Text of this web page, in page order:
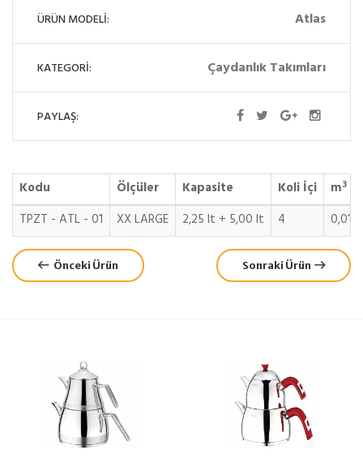
ÜRÜN MODELİ: Atlas
KATEGORİ: Çaydanlık Takımları
PAYLAŞ:
Kodu Ölçüler Kapasite Koli İçi m3
TPZT - ATL - 01 XX LARGE 2,25 lt + 5,00 lt 4
Önceki Ürün Sonraki Ürün